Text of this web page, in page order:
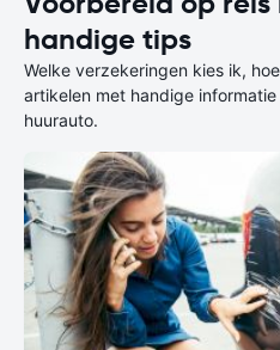
handige tips
Welke verzekeringen kies ik,
artikelen met handige
huurauto.